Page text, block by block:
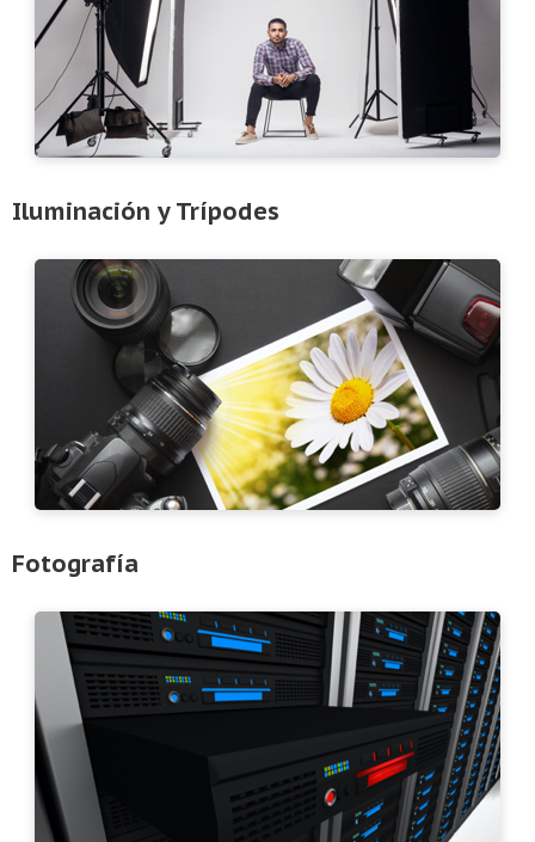
Iluminación y Trípodes
Fotografía